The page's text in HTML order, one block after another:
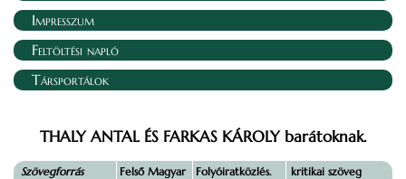
Impresszum
Feltöltési napló
Társportálok
THALY ANTAL ÉS FARKAS KÁROLY barátoknak.
Szövegforrás
Felső Magyar
Folyóiratközlés.
kritikai szöveg